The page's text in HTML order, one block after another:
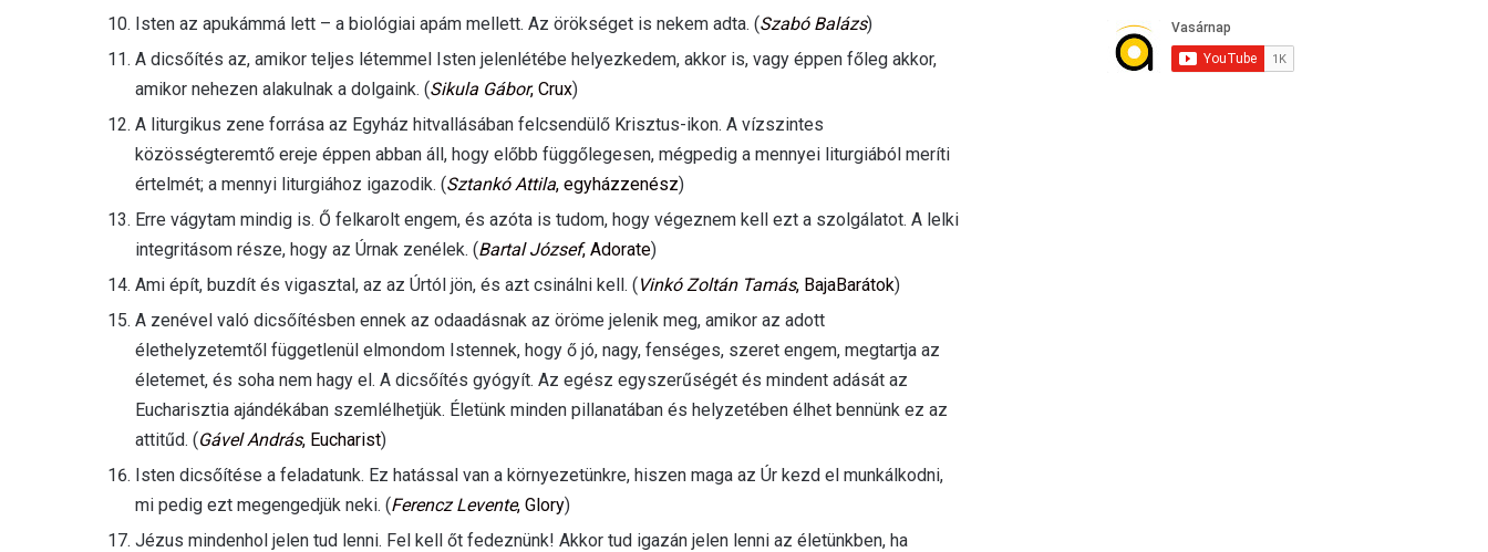
Isten az apukámmá lett – a biológiai apám mellett. Az örökséget is nekem adta. (Szabó Balázs)
A dicsőítés az, amikor teljes létemmel Isten jelenlétébe helyezkedem, akkor is, vagy éppen főleg akkor,
amikor nehezen alakulnak a dolgaink. (Sikula Gábor, Crux)
A liturgikus zene forrása az Egyház hitvallásában felcsendülő Krisztus-ikon. A vízszintes
közösségteremtő ereje éppen abban áll, hogy előbb függőlegesen, mégpedig a mennyei liturgiából meríti
értelmét; a mennyi liturgiához igazodik. (Sztankó Attila, egyházzenész)
Erre vágytam mindig is. Ő felkarolt engem, és azóta is tudom, hogy végeznem kell ezt a szolgálatot. A lelki
integritásom része, hogy az Úrnak zenélek. (Bartal József, Adorate)
Ami épít, buzdít és vigasztal, az az Úrtól jön, és azt csinálni kell. (Vinkó Zoltán Tamás, BajaBarátok)
A zenével való dicsőítésben ennek az odaadásnak az öröme jelenik meg, amikor az adott
élethelyzetemtől függetlenül elmondom Istennek, hogy ő jó, nagy, fenséges, szeret engem, megtartja az
életemet, és soha nem hagy el. A dicsőítés gyógyít. Az egész egyszerűségét és mindent adását az
Eucharisztia ajándékában szemlélhetjük. Életünk minden pillanatában és helyzetében élhet bennünk ez az
attitűd. (Gável András, Eucharist)
Isten dicsőítése a feladatunk. Ez hatással van a környezetünkre, hiszen maga az Úr kezd el munkálkodni,
mi pedig ezt megengedjük neki. (Ferencz Levente, Glory)
Jézus mindenhol jelen tud lenni. Fel kell őt fedeznünk! Akkor tud igazán jelen lenni az életünkben, ha